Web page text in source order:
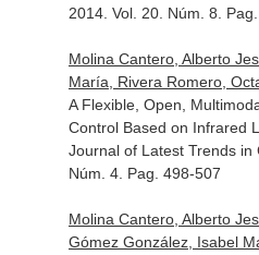
2014. Vol. 20. Núm. 8.
Molina Cantero, Alberto
María, Rivera Romero,
A Flexible, Open,
Control Based on Infrared
Journal of Latest Trends in
Núm. 4. Pag. 498-507
Molina Cantero, Alberto
Gómez González, Isabel